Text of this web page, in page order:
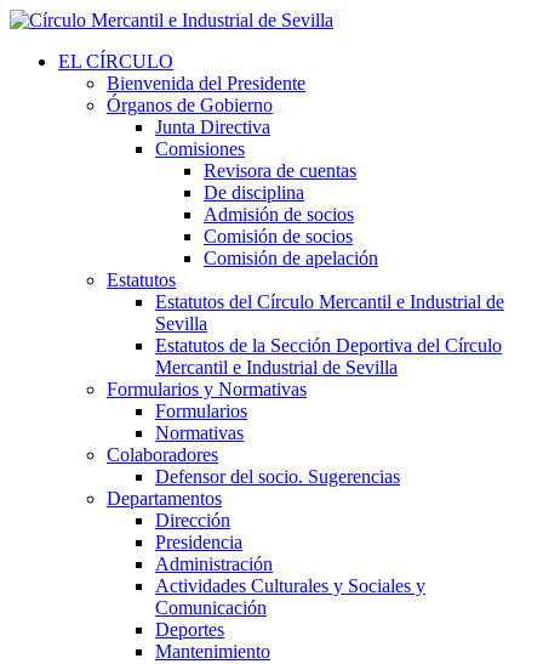
EL CÍRCULO
Bienvenida del Presidente
Órganos de Gobierno
Junta Directiva
Comisiones
Revisora de cuentas
De disciplina
Admisión de socios
Comisión de socios
Comisión de apelación
Estatutos
Estatutos del Círculo Mercantil e Industrial de
Sevilla
Estatutos de la Sección Deportiva del Círculo
Mercantil e Industrial de Sevilla
Formularios y Normativas
Formularios
Normativas
Colaboradores
Defensor del socio. Sugerencias
Departamentos
Dirección
Presidencia
Administración
Actividades Culturales y Sociales y
Comunicación
Deportes
Mantenimiento